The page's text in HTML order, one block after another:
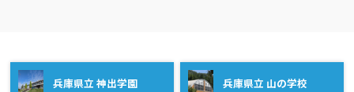
兵庫県立 神出学園 兵庫県立 山の学校